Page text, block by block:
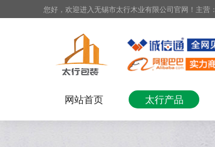
您好，欢迎进入无锡市太行木业有限公司官网！主营：
网站首页 太行产品